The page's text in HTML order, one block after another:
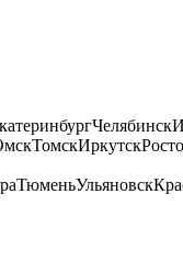
Челябинск
ТомскИркутск
ТюменьУльяновск